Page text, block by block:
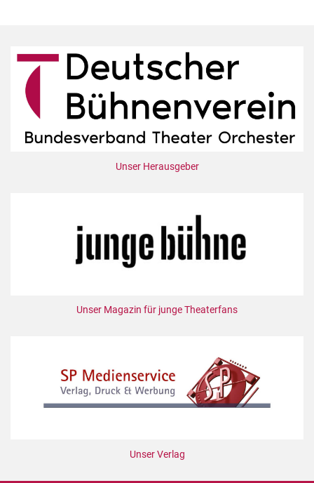
Unser Herausgeber
Unser Magazin für junge Theaterfans
Unser Verlag